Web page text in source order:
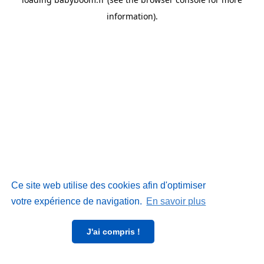
Ce site web utilise des cookies afin d'optimiser
votre expérience de navigation. En savoir plus
J'ai compris !
information).